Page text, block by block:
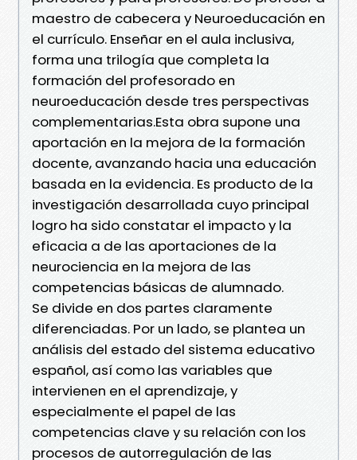
maestro de cabecera y Neuroeducación en
el currículo. Enseñar en el aula inclusiva,
forma una trilogía que completa la
formación del profesorado en
neuroeducación desde tres perspectivas
complementarias.Esta obra supone una
aportación en la mejora de la formación
docente, avanzando hacia una educación
basada en la evidencia. Es producto de la
investigación desarrollada cuyo principal
logro ha sido constatar el impacto y la
eficacia a de las aportaciones de la
neurociencia en la mejora de las
competencias básicas de alumnado.
Se divide en dos partes claramente
diferenciadas. Por un lado, se plantea un
análisis del estado del sistema educativo
español, así como las variables que
intervienen en el aprendizaje, y
especialmente el papel de las
competencias clave y su relación con los
procesos de autorregulación de las